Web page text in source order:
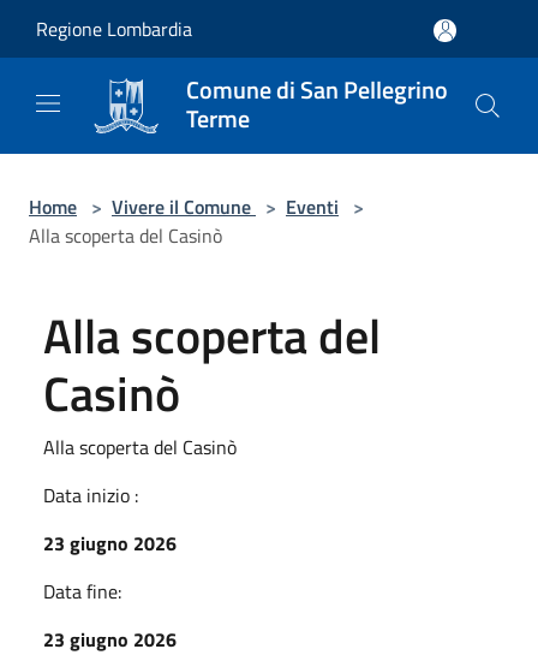
Regione Lombardia
Comune di San Pellegrino
Terme
Home > Vivere il Comune > Eventi >
Alla scoperta del Casinò
Alla scoperta del
Casinò
Alla scoperta del Casinò
Data inizio :
23 giugno 2026
Data fine:
23 giugno 2026